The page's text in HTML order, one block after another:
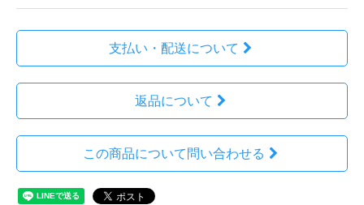
支払い・配送について
返品について
この商品について問い合わせる